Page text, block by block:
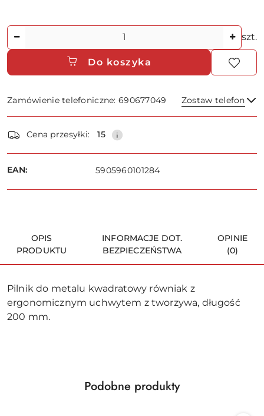
Ilość szt.
Do koszyka
Zamówienie telefoniczne: 690677049 Zostaw telefon
Wyślij
i
dostawa
Cena przesyłki: 15
EAN: 5905960101284
OPIS
PRODUKTU
INFORMACJE DOT.
BEZPIECZEŃSTWA
OPINIE
(0)
Pilnik do metalu kwadratowy równiak z
ergonomicznym uchwytem z tworzywa, długość
200 mm.
Pomiń karuzelę produktów
Produkty
Podobne produkty